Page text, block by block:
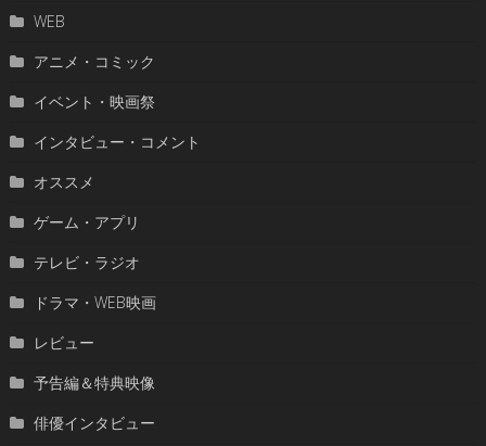
WEB
アニメ・コミック
イベント・映画祭
インタビュー・コメント
オススメ
ゲーム・アプリ
テレビ・ラジオ
ドラマ・WEB映画
レビュー
予告編＆特典映像
俳優インタビュー